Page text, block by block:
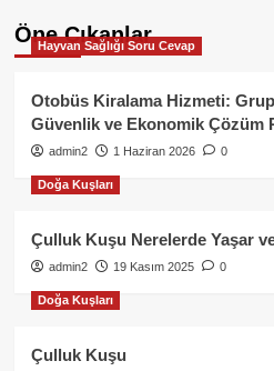
Öne Çıkanlar
Hayvan Sağlığı Soru Cevap
Otobüs Kiralama Hizmeti:
Güvenlik ve Ekonomik Çözüm
admin2 1 Haziran 2026 0
Doğa Kuşları
Çulluk Kuşu Nerelerde Yaşar
admin2 19 Kasım 2025 0
Doğa Kuşları
Çulluk Kuşu